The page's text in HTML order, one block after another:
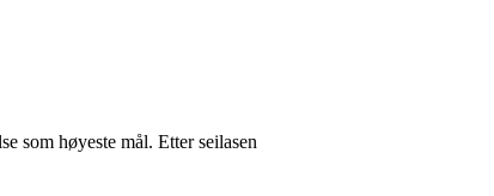
som høyeste mål. Etter seilasen